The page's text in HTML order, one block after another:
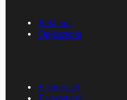
Reklama
Ogłoszenia
E-kiosk.pl